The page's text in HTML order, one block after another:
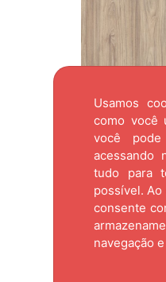
Usamos
como você
você
acessando
tudo para
possível.
consente
navegação